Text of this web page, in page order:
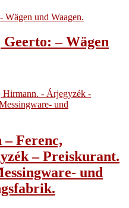
Geerto: – Wägen
Ferenc,
– Preiskurant.
und